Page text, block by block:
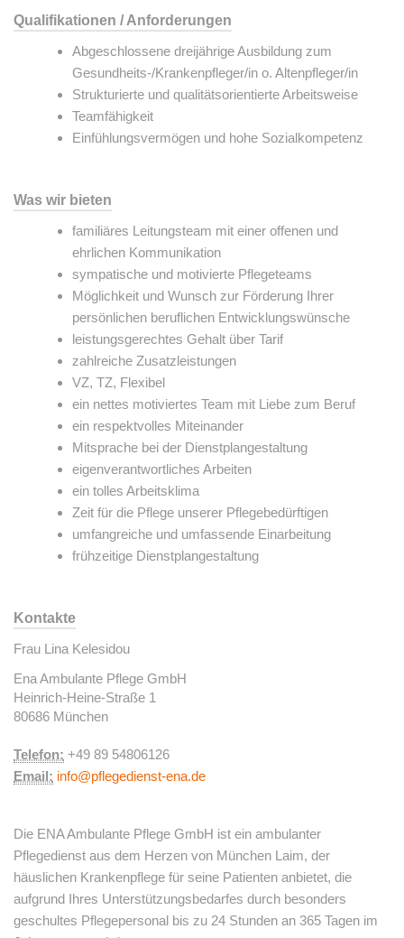
Qualifikationen / Anforderungen
Abgeschlossene dreijährige Ausbildung zum
Gesundheits-/Krankenpfleger/in o. Altenpfleger/in
Strukturierte und qualitätsorientierte Arbeitsweise
Teamfähigkeit
Einfühlungsvermögen und hohe Sozialkompetenz
Was wir bieten
familiäres Leitungsteam mit einer offenen und
ehrlichen Kommunikation
sympatische und motivierte Pflegeteams
Möglichkeit und Wunsch zur Förderung Ihrer
persönlichen beruflichen Entwicklungswünsche
leistungsgerechtes Gehalt über Tarif
zahlreiche Zusatzleistungen
VZ, TZ, Flexibel
ein nettes motiviertes Team mit Liebe zum Beruf
ein respektvolles Miteinander
Mitsprache bei der Dienstplangestaltung
eigenverantwortliches Arbeiten
ein tolles Arbeitsklima
Zeit für die Pflege unserer Pflegebedürftigen
umfangreiche und umfassende Einarbeitung
frühzeitige Dienstplangestaltung
Kontakte
Frau Lina Kelesidou
Ena Ambulante Pflege GmbH
Heinrich-Heine-Straße 1
80686 München
Telefon: +49 89 54806126
Email: info@pflegedienst-ena.de
Die ENA Ambulante Pflege GmbH ist ein ambulanter
Pflegedienst aus dem Herzen von München Laim, der
häuslichen Krankenpflege für seine Patienten anbietet, die
aufgrund Ihres Unterstützungsbedarfes durch besonders
geschultes Pflegepersonal bis zu 24 Stunden an 365 Tagen im